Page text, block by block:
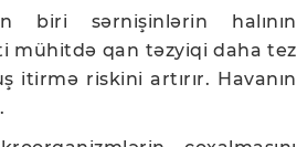
biri sərnişinlərin halının
mühitdə qan təzyiqi daha tez
itirmə riskini artırır. Havanın